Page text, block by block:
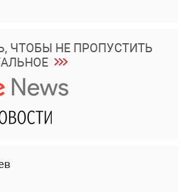
ЧТОБЫ НЕ ПРОПУСТИТЬ